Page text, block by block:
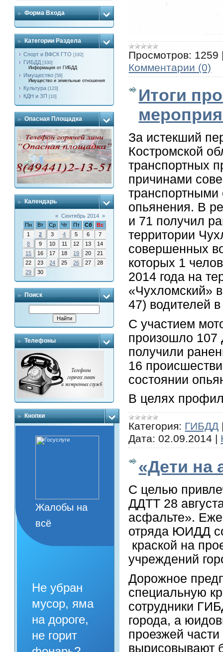
Форма Входа
Категории Раздела
Спорт и ВФСК ГТО [192]
ГИБДД [330]
Информация от ГИБДД
Имущество [58]
Имущество и земельные отношения
Культура [123]
КДН и ЗП [10]
Опасная Площадка
Календарь
« Сентябрь 2014 »
Пн
Вт Ср Чт Пт Сб
Вс
1
2 3 4 5 6
7
8
9 10 11 12 13
14
15
16 17 18 19 20
21
22
23 24 25 26 27
28
29
30
Поиск
Телефоны
Кнопки
Жалобы на
всё
Не убран
мусор, яма
на дороге,
не горит
Просмотров: 1259
Комментарии (0)
Итоги
За истекший
Костромской
транспортных
причинами
транспортными
опьянения. В
и 71 получил
территории
совершенных
которых 1
2014 года на
«Чухломский»
47) водителей
С участием
произошло 107
получили
16
состоянии
В целях
Категория: ГИБДД
Дата: 02.09.2014 |
«Дети на
С целью
ДДТТ 28
асфальте».
отряда ЮИДД
краской на
учреждений
Дорожное
специальную
сотрудники
города, а
проезжей
вырисовывают